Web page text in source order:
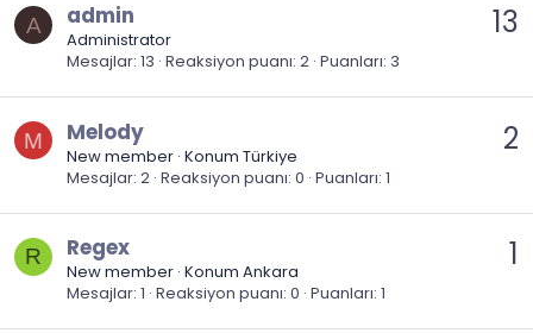
A 13
admin
Administrator
Mesajlar 13 Reaksiyon puanı 2 Puanları 3
M 2
Melody
New member · Konum Türkiye
Mesajlar 2 Reaksiyon puanı 0 Puanları 1
R 1
Regex
New member · Konum Ankara
Mesajlar 1 Reaksiyon puanı 0 Puanları 1